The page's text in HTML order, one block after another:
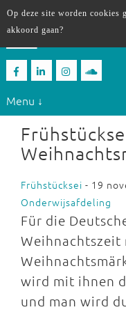
Menu ↓
Frühstücksei - 19
Onderwijsafdeling
Für die
Weihnachtszeit
wird mit ihnen
und man wird
Op deze site worden cookies
akkoord gaan?